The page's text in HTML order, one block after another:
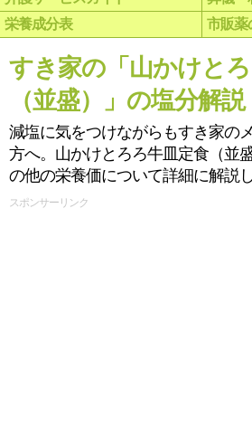
栄養成分表
市販薬
すき家の「山かけと
（並盛）」の塩分解説
減塩に気をつけながらもすき家の
方へ。山かけとろろ牛皿定食（並
の他の栄養価について詳細に解説し
スポンサーリンク